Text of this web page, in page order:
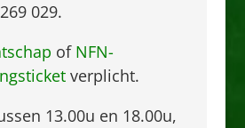
029.
of NFN-
verplicht.
13.00u en 18.00u,